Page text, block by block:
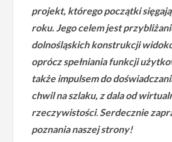
projekt, którego początki
roku.Jego celem jest
dolnośląskich konstrukcji
oprócz spełniania funkcji
także impulsem do
chwil na szlaku, z dala od
rzeczywistości.Serdecznie
poznania naszej strony!